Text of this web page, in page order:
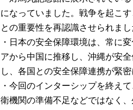
になっていました。戦争を起こ
との重要性を再認識させられまし
・日本の安全保障環境は、常に
アから中国に推移し、沖縄が安
し、各国との安全保障連携が緊
・今回のインターシップを終え
衛機関の準備不足などではなく、